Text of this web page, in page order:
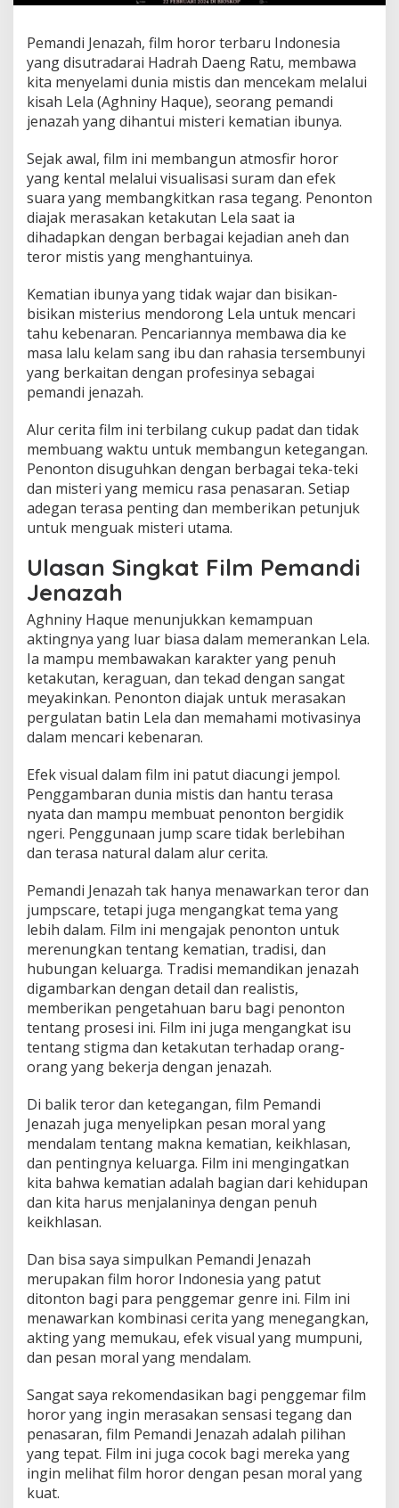
Pemandi Jenazah, film horor terbaru Indonesia
yang disutradarai Hadrah Daeng Ratu, membawa
kita menyelami dunia mistis dan mencekam melalui
kisah Lela (Aghniny Haque), seorang pemandi
jenazah yang dihantui misteri kematian ibunya.
Sejak awal, film ini membangun atmosfir horor
yang kental melalui visualisasi suram dan efek
suara yang membangkitkan rasa tegang. Penonton
diajak merasakan ketakutan Lela saat ia
dihadapkan dengan berbagai kejadian aneh dan
teror mistis yang menghantuinya.
Kematian ibunya yang tidak wajar dan bisikan-
bisikan misterius mendorong Lela untuk mencari
tahu kebenaran. Pencariannya membawa dia ke
masa lalu kelam sang ibu dan rahasia tersembunyi
yang berkaitan dengan profesinya sebagai
pemandi jenazah.
Alur cerita film ini terbilang cukup padat dan tidak
membuang waktu untuk membangun ketegangan.
Penonton disuguhkan dengan berbagai teka-teki
dan misteri yang memicu rasa penasaran. Setiap
adegan terasa penting dan memberikan petunjuk
untuk menguak misteri utama.
Ulasan Singkat Film Pemandi
Jenazah
Aghniny Haque menunjukkan kemampuan
aktingnya yang luar biasa dalam memerankan Lela.
Ia mampu membawakan karakter yang penuh
ketakutan, keraguan, dan tekad dengan sangat
meyakinkan. Penonton diajak untuk merasakan
pergulatan batin Lela dan memahami motivasinya
dalam mencari kebenaran.
Efek visual dalam film ini patut diacungi jempol.
Penggambaran dunia mistis dan hantu terasa
nyata dan mampu membuat penonton bergidik
ngeri. Penggunaan jump scare tidak berlebihan
dan terasa natural dalam alur cerita.
Pemandi Jenazah tak hanya menawarkan teror dan
jumpscare, tetapi juga mengangkat tema yang
lebih dalam. Film ini mengajak penonton untuk
merenungkan tentang kematian, tradisi, dan
hubungan keluarga. Tradisi memandikan jenazah
digambarkan dengan detail dan realistis,
memberikan pengetahuan baru bagi penonton
tentang prosesi ini. Film ini juga mengangkat isu
tentang stigma dan ketakutan terhadap orang-
orang yang bekerja dengan jenazah.
Di balik teror dan ketegangan, film Pemandi
Jenazah juga menyelipkan pesan moral yang
mendalam tentang makna kematian, keikhlasan,
dan pentingnya keluarga. Film ini mengingatkan
kita bahwa kematian adalah bagian dari kehidupan
dan kita harus menjalaninya dengan penuh
keikhlasan.
Dan bisa saya simpulkan Pemandi Jenazah
merupakan film horor Indonesia yang patut
ditonton bagi para penggemar genre ini. Film ini
menawarkan kombinasi cerita yang menegangkan,
akting yang memukau, efek visual yang mumpuni,
dan pesan moral yang mendalam.
Sangat saya rekomendasikan bagi penggemar film
horor yang ingin merasakan sensasi tegang dan
penasaran, film Pemandi Jenazah adalah pilihan
yang tepat. Film ini juga cocok bagi mereka yang
ingin melihat film horor dengan pesan moral yang
kuat.